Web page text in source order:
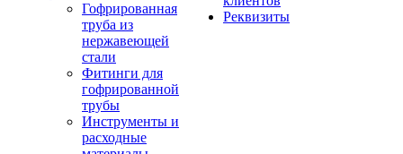
Гофрированная
труба из
нержавеющей
стали
Фитинги для
гофрированной
трубы
Инструменты и
расходные
Реквизиты